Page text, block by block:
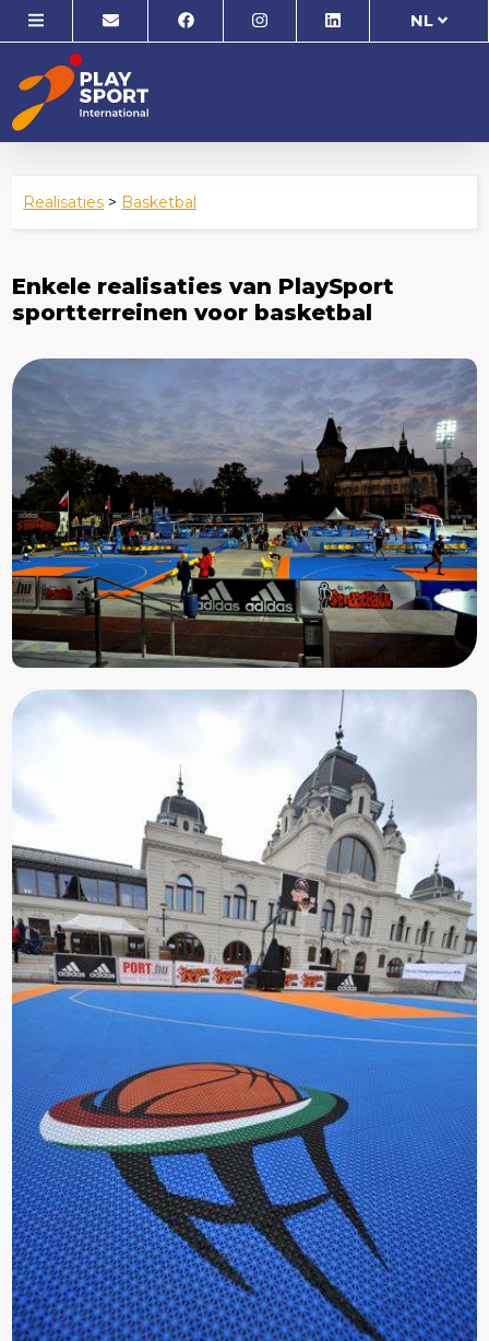
NL
Realisaties > Basketbal
Enkele realisaties van PlaySport
sportterreinen voor basketbal